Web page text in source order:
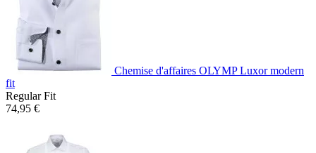
Chemise d'affaires OLYMP Luxor modern
fit
Regular Fit
74,95 €